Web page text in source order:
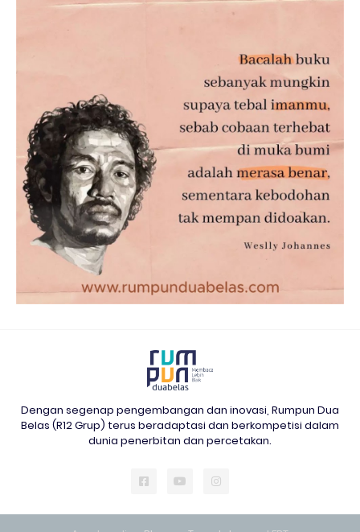
Dengan segenap pengembangan dan inovasi, Rumpun Dua
Belas (R12 Grup) terus beradaptasi dan berkompetisi dalam
dunia penerbitan dan percetakan.